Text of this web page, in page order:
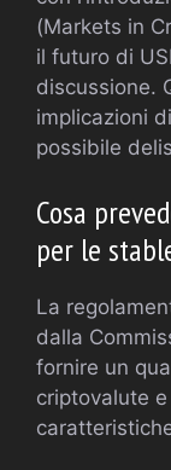
(Markets in
il futuro di
discussione.
implicazioni
possibile
Cosa
per le
La
dalla
fornire un
criptovalute